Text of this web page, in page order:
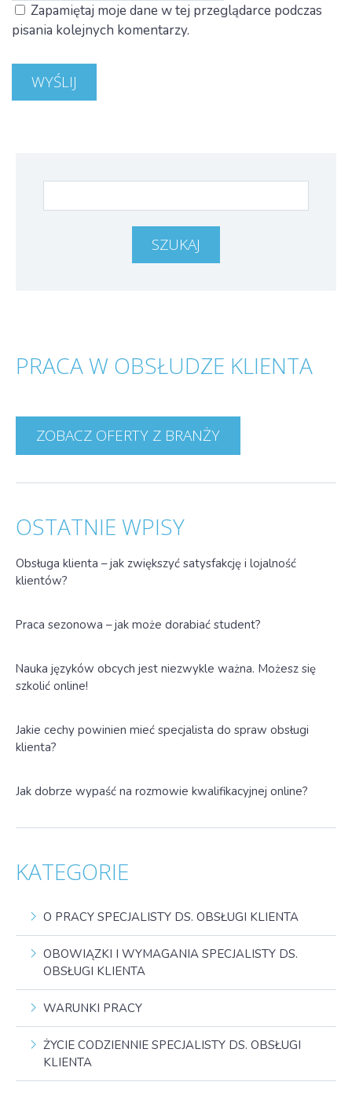
Zapamiętaj moje dane w tej przeglądarce podczas
pisania kolejnych komentarzy.
PRACA W OBSŁUDZE KLIENTA
ZOBACZ OFERTY Z BRANŻY
OSTATNIE WPISY
Obsługa klienta – jak zwiększyć satysfakcję i lojalność
klientów?
Praca sezonowa – jak może dorabiać student?
Nauka języków obcych jest niezwykle ważna. Możesz się
szkolić online!
Jakie cechy powinien mieć specjalista do spraw obsługi
klienta?
Jak dobrze wypaść na rozmowie kwalifikacyjnej online?
KATEGORIE
O PRACY SPECJALISTY DS. OBSŁUGI KLIENTA
OBOWIĄZKI I WYMAGANIA SPECJALISTY DS.
OBSŁUGI KLIENTA
WARUNKI PRACY
ŻYCIE CODZIENNIE SPECJALISTY DS. OBSŁUGI
KLIENTA